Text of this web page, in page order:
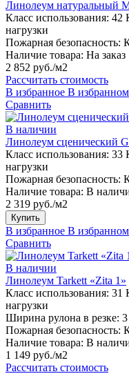
Линолеум натуральный
Класс использования: 42
нагрузки
Пожарная безопасность:
Наличие товара: На заказ
2 852 руб./м2
Рассчитать стоимость
В избранное В избранном
Сравнить
В наличии
Линолеум сценический
Класс использования: 33
нагрузки
Пожарная безопасность:
Наличие товара: В
2 319 руб./м2
Купить
В избранное В избранном
Сравнить
В наличии
Линолеум Tarkett «Zita 1»
Класс использования: 31
нагрузки
Ширина рулона в резке:
Пожарная безопасность:
Наличие товара: В
1 149 руб./м2
Рассчитать стоимость